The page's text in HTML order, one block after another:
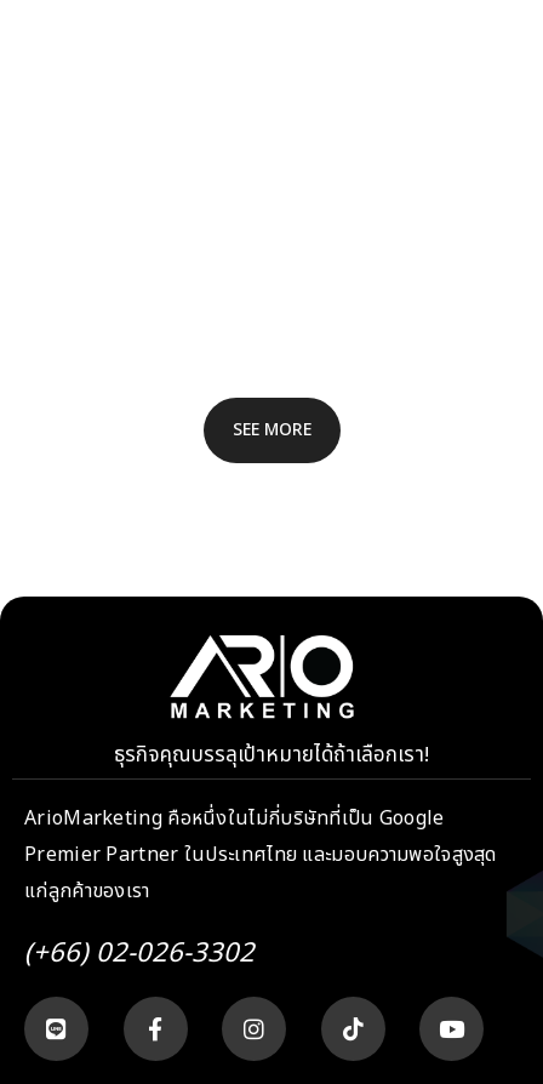
SEE MORE
ธุรกิจคุณบรรลุเป้าหมายได้ถ้าเลือกเรา!
ArioMarketing คือหนึ่งในไม่กี่บริษัทที่เป็น Google
Premier Partner ในประเทศไทย และมอบความพอใจสูงสุด
แก่ลูกค้าของเรา
(+66) 02-026-3302